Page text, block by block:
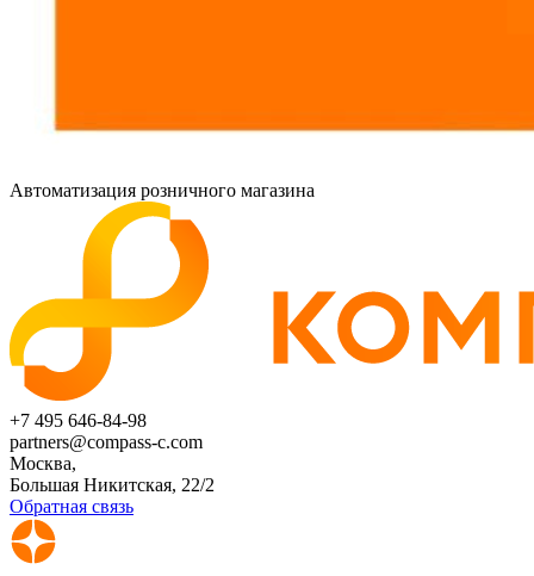
Автоматизация розничного магазина
+7 495 646-84-98
partners@compass-c.com
Москва,
Большая Никитская, 22/2
Обратная связь